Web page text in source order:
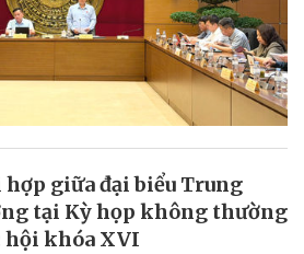
giữa đại biểu Trung
tại Kỳ họp không thường
hội khóa XVI